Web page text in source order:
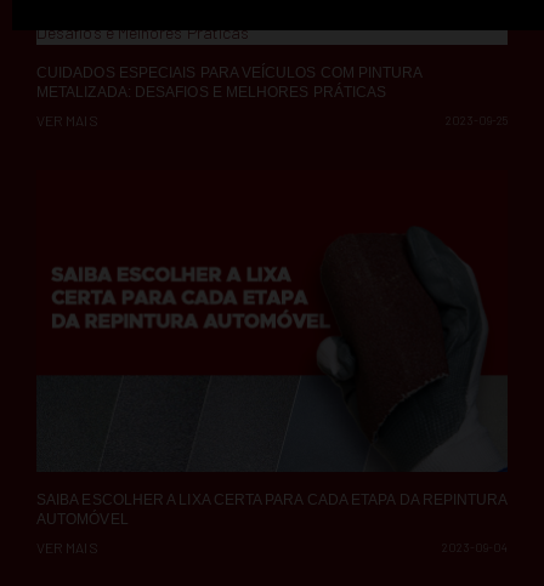
CUIDADOS ESPECIAIS PARA VEÍCULOS COM PINTURA
METALIZADA: DESAFIOS E MELHORES PRÁTICAS
VER MAIS
SAIBA ESCOLHER A LIXA CERTA PARA CADA ETAPA DA REPINTURA
AUTOMÓVEL
2023-09-04
VER MAIS